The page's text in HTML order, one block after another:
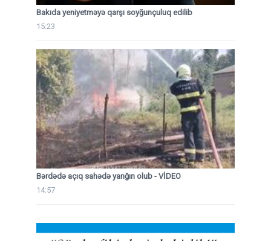
Bakıda yeniyetməyə qarşı soyğunçuluq edilib
15:23
Bərdədə açıq sahədə yanğın olub - VİDEO
14:57